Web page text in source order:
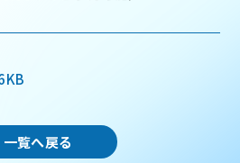
一覧へ戻る